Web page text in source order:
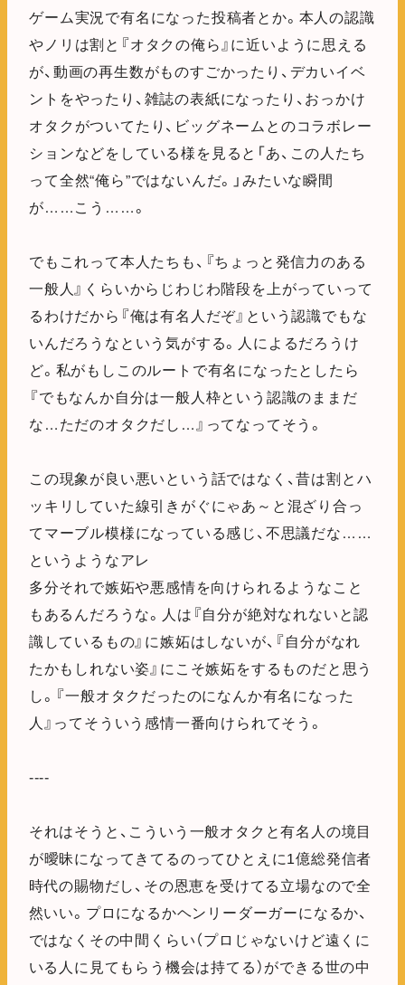
ゲーム実況で有名になった投稿者とか。本人の認識
やノリは割と『オタクの俺ら』に近いように思える
が、動画の再生数がものすごかったり、デカいイベ
ントをやったり、雑誌の表紙になったり、おっかけ
オタクがついてたり、ビッグネームとのコラボレー
ションなどをしている様を見ると「あ、この人たち
って全然“俺ら”ではないんだ。」みたいな瞬間
が……こう……。
でもこれって本人たちも、『ちょっと発信力のある
一般人』くらいからじわじわ階段を上がっていって
るわけだから『俺は有名人だぞ』という認識でもな
いんだろうなという気がする。人によるだろうけ
ど。私がもしこのルートで有名になったとしたら
『でもなんか自分は一般人枠という認識のままだ
な…ただのオタクだし…』ってなってそう。
この現象が良い悪いという話ではなく、昔は割とハ
ッキリしていた線引きがぐにゃあ～と混ざり合っ
てマーブル模様になっている感じ、不思議だな……
というようなアレ
多分それで嫉妬や悪感情を向けられるようなこと
もあるんだろうな。人は『自分が絶対なれないと認
識しているもの』に嫉妬はしないが、『自分がなれ
たかもしれない姿』にこそ嫉妬をするものだと思う
し。『一般オタクだったのになんか有名になった
人』ってそういう感情一番向けられてそう。
----
それはそうと、こういう一般オタクと有名人の境目
が曖昧になってきてるのってひとえに1億総発信者
時代の賜物だし、その恩恵を受けてる立場なので全
然いい。プロになるかヘンリーダーガーになるか、
ではなくその中間くらい（プロじゃないけど遠くに
いる人に見てもらう機会は持てる）ができる世の中